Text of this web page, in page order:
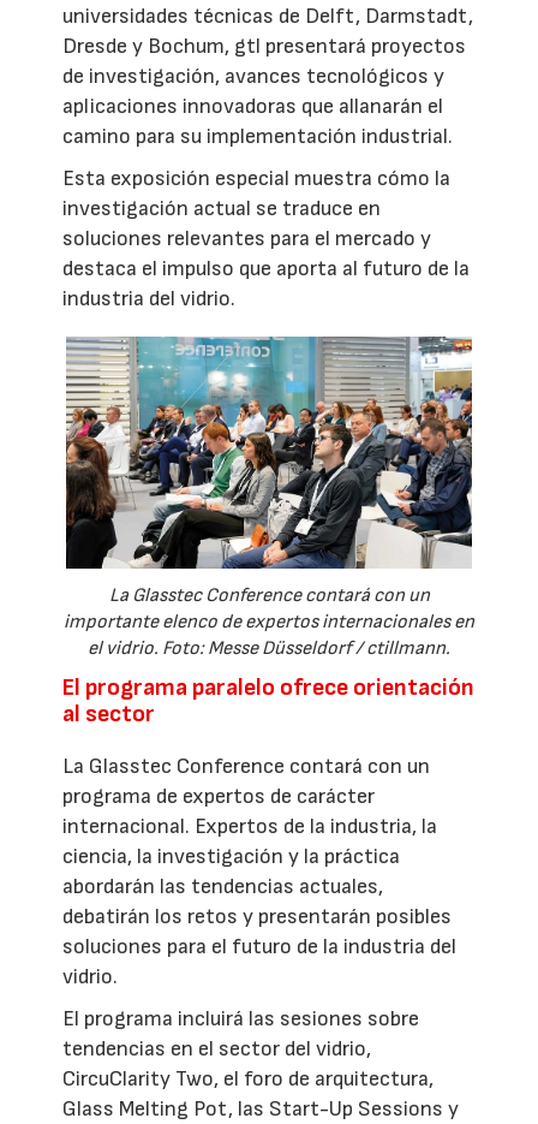
universidades técnicas de Delft, Darmstadt,
Dresde y Bochum, gtl presentará proyectos
de investigación, avances tecnológicos y
aplicaciones innovadoras que allanarán el
camino para su implementación industrial.
Esta exposición especial muestra cómo la
investigación actual se traduce en
soluciones relevantes para el mercado y
destaca el impulso que aporta al futuro de la
industria del vidrio.
La Glasstec Conference contará con un
importante elenco de expertos internacionales en
el vidrio. Foto: Messe Düsseldorf / ctillmann.
El programa paralelo ofrece orientación
al sector
La Glasstec Conference contará con un
programa de expertos de carácter
internacional. Expertos de la industria, la
ciencia, la investigación y la práctica
abordarán las tendencias actuales,
debatirán los retos y presentarán posibles
soluciones para el futuro de la industria del
vidrio.
El programa incluirá las sesiones sobre
tendencias en el sector del vidrio,
CircuClarity Two, el foro de arquitectura,
Glass Melting Pot, las Start-Up Sessions y